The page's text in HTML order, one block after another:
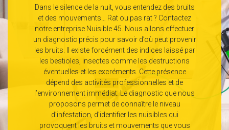
Dans le silence de la nuit, vous entendez des bruits
et des mouvements… Rat ou pas rat ? Contactez
notre entreprise Nuisible 45. Nous allons effectuer
un diagnostic précis pour savoir d’où peut provenir
les bruits. Il existe forcément des indices laissé par
les bestioles, insectes comme les destructions
éventuelles et les excréments. Cette présence
dépend des activités professionnelles et de
l’environnement immédiat. Le diagnostic que nous
proposons permet de connaître le niveau
d’infestation, d’identifier les nuisibles qui
provoquent les bruits et mouvements que vous